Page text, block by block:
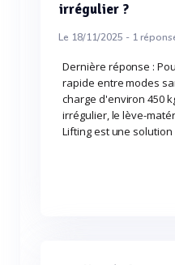
irrégulier ?
Le 18/11/2025 - 1
Dernière réponse :
rapide entre modes
charge d'environ 450
irrégulier, le lève-
Lifting est une solution